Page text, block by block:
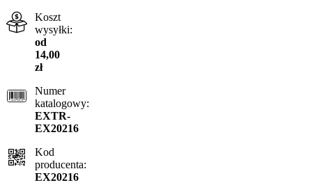
Koszt
wysyłki:
od
14,00
zł
Numer
katalogowy:
EXTR-
EX20216
Kod
producenta:
EX20216